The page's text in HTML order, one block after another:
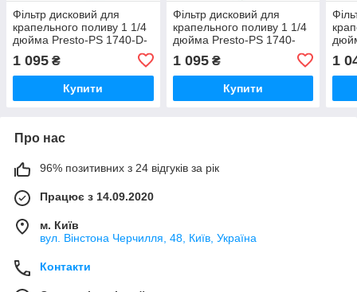
Фільтр дисковий для
крапельного поливу 1 1/4
дюйма Presto-PS 1740-D-
1 095 ₴
Купити
Фільтр дисковий для
крапельного поливу 1 1/4
дюйма Presto-PS 1740-
1 095₴
Купити
1
Про нас
96% позитивних з 24 відгуків за рік
Працює з 14.09.2020
м. Київ
вул. Вінстона Черчилля, 48, Київ, Україна
Контакти